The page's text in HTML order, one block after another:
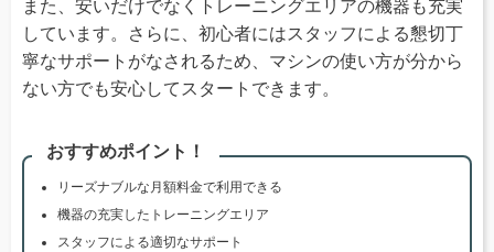
また、安いだけでなくトレーニングエリアの機器も充実
しています。さらに、初心者にはスタッフによる懇切丁
寧なサポートがなされるため、マシンの使い方が分から
ない方でも安心してスタートできます。
おすすめポイント！
リーズナブルな月額料金で利用できる
機器の充実したトレーニングエリア
スタッフによる適切なサポート